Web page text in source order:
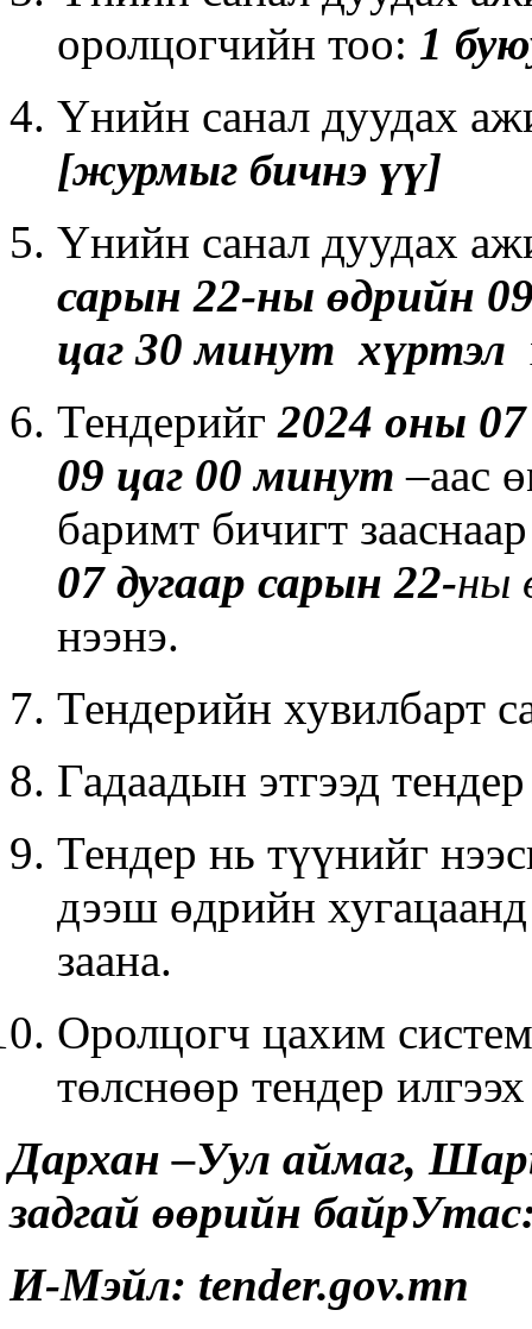
оролцогчийн тоо: 1
Үнийн санал дуудах
[журмыг бичнэ үү]
Үнийн санал дуудах
сарын 22-ны өдрийн
цаг 30 минут хүртэл
Тендерийг 2024 оны
09 цаг 00 минут–аас
баримт бичигт
07 дугаар сарын 22-ны
нээнэ.
Тендерийн хувилбарт
Гадаадын этгээд
Тендер нь түүнийг
дээш өдрийн
заана.
Оролцогч цахим
төлснөөр тендер
Дархан –Уул аймаг,
задгай өөрийн
И-Мэйл: tender.gov.mn